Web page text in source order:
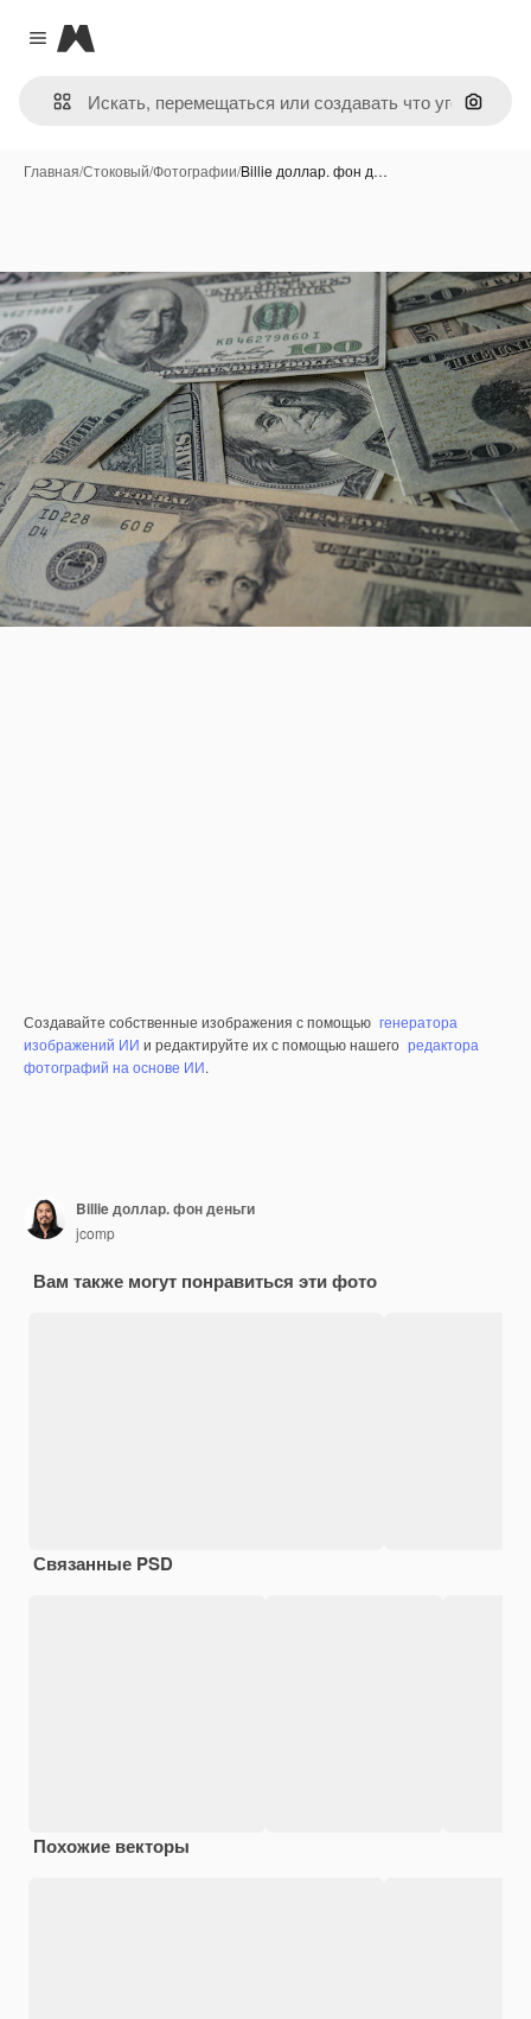
Close menu
Magnific
Поиск
Главная/Стоковый/Фотографии/Billie доллар. фон д…
Создавайте собственные изображения с помощью генератора
изображений ИИ и редактируйте их с помощью нашего редактора
фотографий на основе ИИ.
Billie доллар. фон деньги
jcomp
Вам также могут понравиться эти фото
Связанные PSD
Похожие векторы